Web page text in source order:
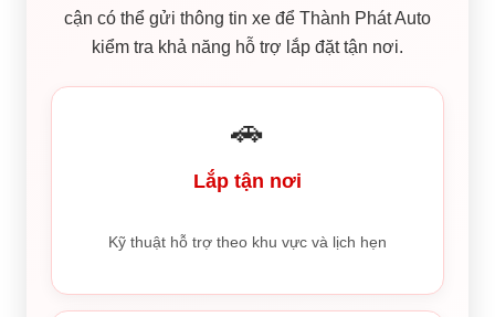
cận có thể gửi thông tin xe để Thành Phát Auto
kiểm tra khả năng hỗ trợ lắp đặt tận nơi.
🚗
Lắp tận nơi
Kỹ thuật hỗ trợ theo khu vực và lịch hẹn